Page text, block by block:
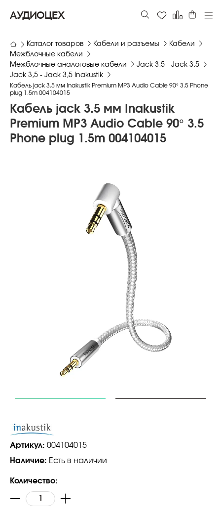
АУДИОЦЕХ
Каталог товаров Кабели и разъемы
Кабели
Межблочные кабели
Межблочные аналоговые кабели
Jack 3,5 - Jack 3,5
Jack 3,5 - Jack 3,5 Inakustik
Кабель jack 3.5 мм Inakustik Premium MP3 Audio Cable 90° 3.5 Phone
plug 1.5m 004104015
Кабель jack 3.5 мм Inakustik
Premium MP3 Audio Cable 90° 3.5
Phone plug 1.5m 004104015
Артикул: 004104015
Наличие: Есть в наличии
Количество: